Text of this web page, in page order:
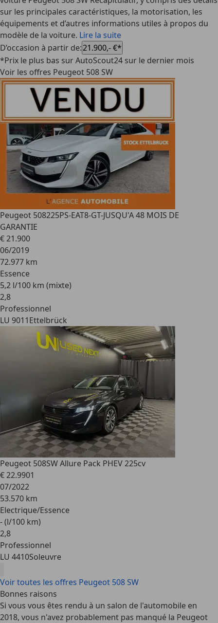
sur les principales caractéristiques, la motorisation, les
équipements et d’autres informations utiles à propos du
modèle de la voiture. Lire la suite
D’occasion à partir de:21.900,- €*
*Prix le plus bas sur AutoScout24 sur le dernier mois
Voir les offres Peugeot 508 SW
Peugeot 508225PS-EAT8-GT-JUSQU'A 48 MOIS DE
GARANTIE
€ 21.900
06/2019
72.977 km
Essence
5,2 l/100 km (mixte)
2,8
Professionnel
LU 9011Ettelbrück
Peugeot 508SW Allure Pack PHEV 225cv
€ 22.9901
07/2022
53.570 km
Electrique/Essence
- (l/100 km)
2,8
Professionnel
LU 4410Soleuvre
Voir toutes les offres Peugeot 508 SW
Bonnes raisons
Si vous vous êtes rendu à un salon de l'automobile en
2018, vous n'avez probablement pas manqué la Peugeot